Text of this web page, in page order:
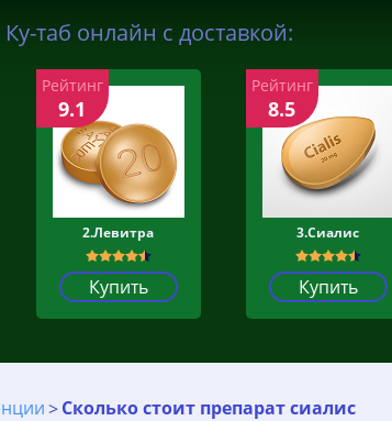
таб онлайн с доставкой:
2.Левитра
Купить
Рейтинг
9.1
3.Сиалис
Купить
Рейтинг
8.5
Сколько стоит препарат сиалис